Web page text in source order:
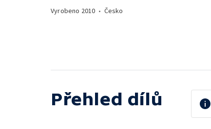
Vyrobeno 2010 • Česko
Přehled dílů